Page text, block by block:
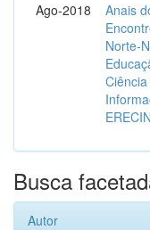
Ago-2018
Anais
Norte-
Busca
Autor